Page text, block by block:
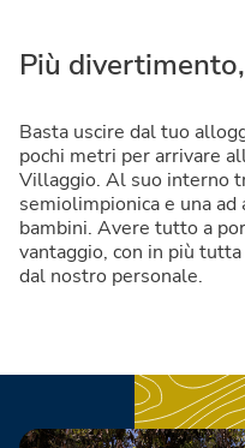
Più
Basta uscire dal tuo
pochi metri per arrivare
Villaggio. Al suo interno
semiolimpionica e una
bambini. Avere tutto a
vantaggio, con in più
dal nostro personale.